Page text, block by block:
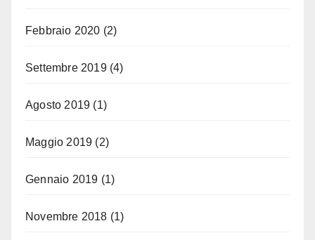
Febbraio 2020 (2)
Settembre 2019(4)
Agosto 2019 (1)
Maggio 2019 (2)
Gennaio 2019 (1)
Novembre 2018 (1)